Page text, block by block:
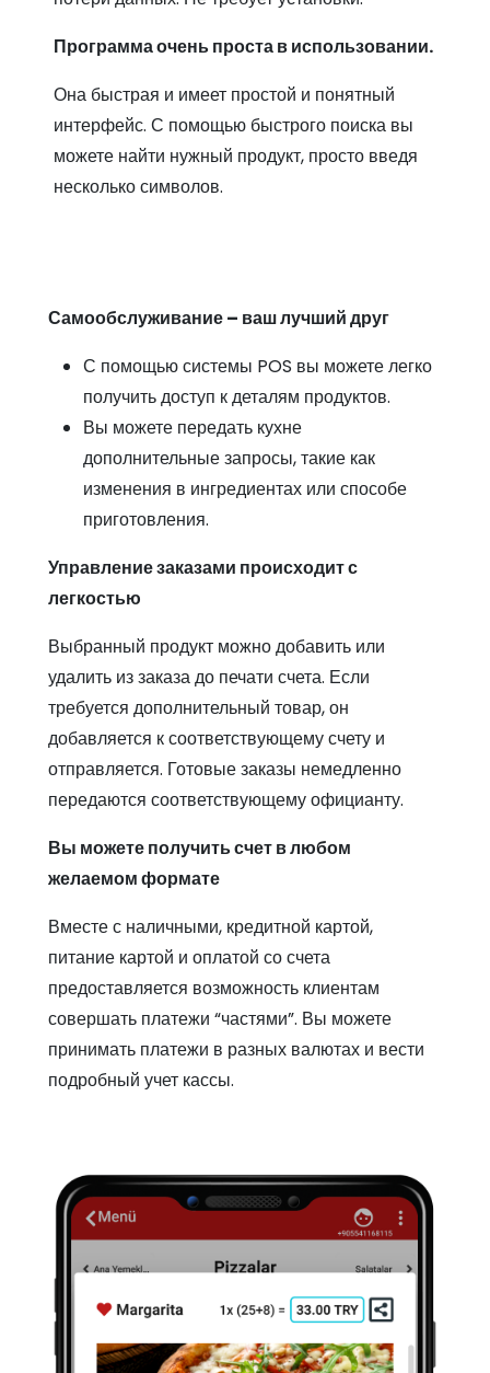
Программа очень проста в использовании.
Она быстрая и имеет простой и понятный
интерфейс. С помощью быстрого поиска вы
можете найти нужный продукт, просто введя
несколько символов.
Самообслуживание – ваш лучший друг
С помощью системы POS вы можете легко
получить доступ к деталям продуктов.
Вы можете передать кухне
дополнительные запросы, такие как
изменения в ингредиентах или способе
приготовления.
Управление заказами происходит с
легкостью
Выбранный продукт можно добавить или
удалить из заказа до печати счета. Если
требуется дополнительный товар, он
добавляется к соответствующему счету и
отправляется. Готовые заказы немедленно
передаются соответствующему официанту.
Вы можете получить счет в любом
желаемом формате
Вместе с наличными, кредитной картой,
питание картой и оплатой со счета
предоставляется возможность клиентам
совершать платежи “частями”. Вы можете
принимать платежи в разных валютах и вести
подробный учет кассы.